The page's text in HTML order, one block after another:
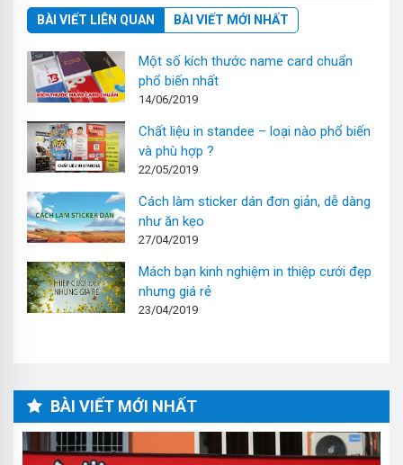
BÀI VIẾT LIÊN QUAN BÀI VIẾT MỚI NHẤT
Một số kích thước name card chuẩn
phổ biến nhất
14/06/2019
Chất liệu in standee – loại nào phổ biến
và phù hợp ?
22/05/2019
Cách làm sticker dán đơn giản, dễ dàng
như ăn kẹo
27/04/2019
Mách bạn kinh nghiệm in thiệp cưới đẹp
nhưng giá rẻ
23/04/2019
BÀI VIẾT MỚI NHẤT